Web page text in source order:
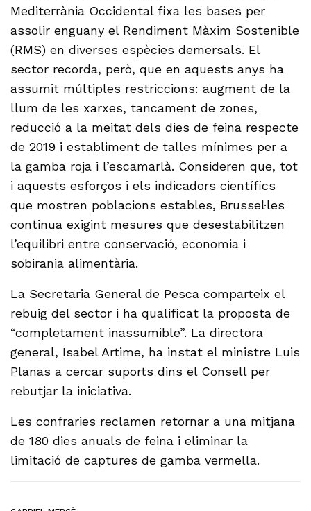
Mediterrània Occidental fixa les bases per
assolir enguany el Rendiment Màxim Sostenible
(RMS) en diverses espècies demersals. El
sector recorda, però, que en aquests anys ha
assumit múltiples restriccions: augment de la
llum de les xarxes, tancament de zones,
reducció a la meitat dels dies de feina respecte
de 2019 i establiment de talles mínimes per a
la gamba roja i l’escamarlà. Consideren que, tot
i aquests esforços i els indicadors científics
que mostren poblacions estables, Brussel·les
continua exigint mesures que desestabilitzen
l’equilibri entre conservació, economia i
sobirania alimentària.
La Secretaria General de Pesca comparteix el
rebuig del sector i ha qualificat la proposta de
“completament inassumible”. La directora
general, Isabel Artime, ha instat el ministre Luis
Planas a cercar suports dins el Consell per
rebutjar la iniciativa.
Les confraries reclamen retornar a una mitjana
de 180 dies anuals de feina i eliminar la
limitació de captures de gamba vermella.